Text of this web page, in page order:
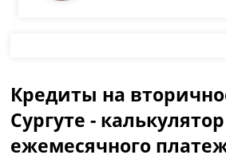
Кредиты на
Сургуте - калькулятор
ежемесячного